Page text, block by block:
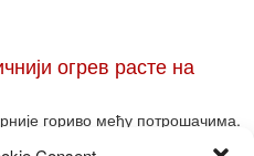
огрев расте на
гориво међу потрошачима.